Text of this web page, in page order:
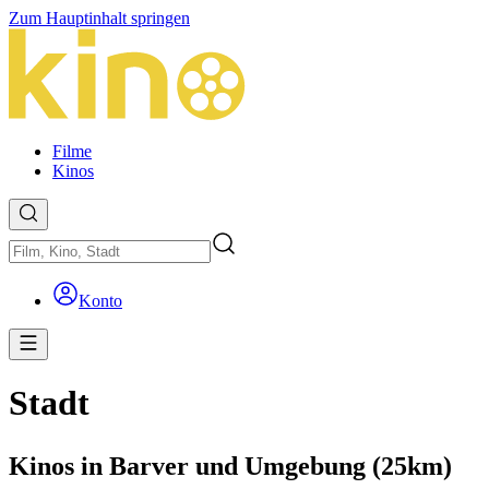
Zum Hauptinhalt springen
Filme
Kinos
Konto
Stadt
Kinos in Barver und Umgebung (25km)